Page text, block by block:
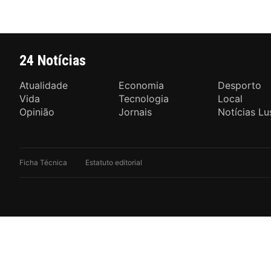
24 Notícias
Atualidade Economia
Desporto
Vida
Tecnologia
Local
Opinião
Jornais Notícias
Ficha Técnica Estatuto editorial